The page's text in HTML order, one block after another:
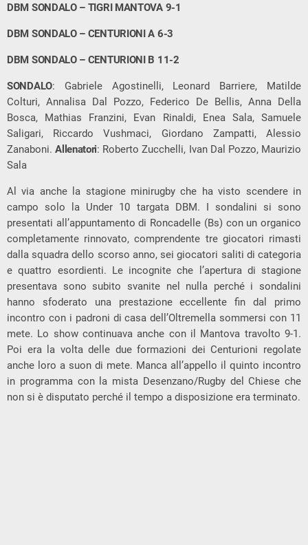
DBM SONDALO – TIGRI MANTOVA 9-1
DBM SONDALO – CENTURIONI A 6-3
DBM SONDALO – CENTURIONI B 11-2
SONDALO: Gabriele Agostinelli, Leonard Barriere, Matilde
Colturi, Annalisa Dal Pozzo, Federico De Bellis, Anna Della
Bosca, Mathias Franzini, Evan Rinaldi, Enea Sala, Samuele
Saligari, Riccardo Vushmaci, Giordano Zampatti, Alessio
Zanaboni.Allenatori: Roberto Zucchelli, Ivan Dal Pozzo, Maurizio
Sala
Al via anche la stagione minirugby che ha visto scendere in
campo solo la Under 10 targata DBM. I sondalini si sono
presentati all’appuntamento di Roncadelle (Bs) con un organico
completamente rinnovato, comprendente tre giocatori rimasti
dalla squadra dello scorso anno, sei giocatori saliti di categoria
e quattro esordienti. Le incognite che l’apertura di stagione
presentava sono subito svanite nel nulla perché i sondalini
hanno sfoderato una prestazione eccellente fin dal primo
incontro con i padroni di casa dell’Oltremella sommersi con 11
mete. Lo show continuava anche con il Mantova travolto 9-1.
Poi era la volta delle due formazioni dei Centurioni regolate
anche loro a suon di mete. Manca all’appello il quinto incontro
in programma con la mista Desenzano/Rugby del Chiese che
non si è disputato perché il tempo a disposizione era terminato.